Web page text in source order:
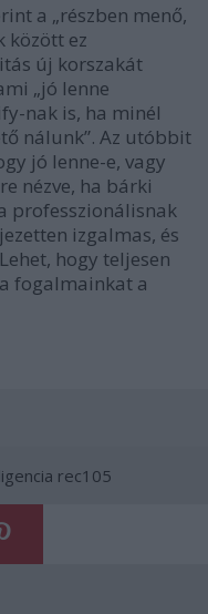
a „részben menő,
között ez
új korszakát
„jó lenne
nak is, ha minél
nálunk”. Az utóbbit
jó lenne-e, vagy
nézve, ha bárki
professzionálisnak
izgalmas, és
hogy teljesen
fogalmainkat a
rec105